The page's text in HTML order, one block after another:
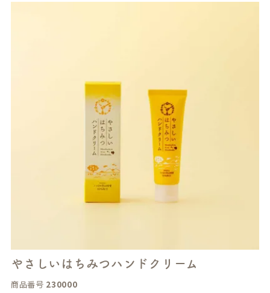
やさしいはちみつハンドクリーム
商品番号 230000